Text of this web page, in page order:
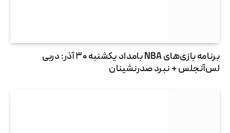
برنامه بازی‌های NBA بامداد یکشنبه ۳۰ آذر: دربی
لس‌آنجلس + نبرد صدرنشینان